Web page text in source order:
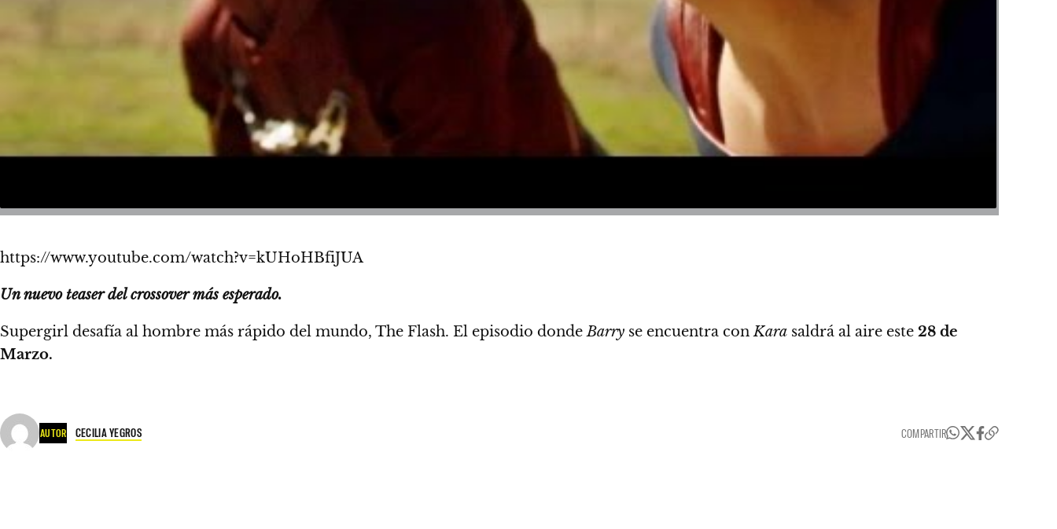
https://www.youtube.com/watch?v=kUHoHBfiJUA
Un nuevo teaser del crossover más esperado.
Supergirl desafía al hombre más rápido del mundo, The Flash. El episodio dondeBarry se encuentra conKara saldrá al aire este 28 de
Marzo.
AUTOR CECILIA YEGROS COMPARTIR